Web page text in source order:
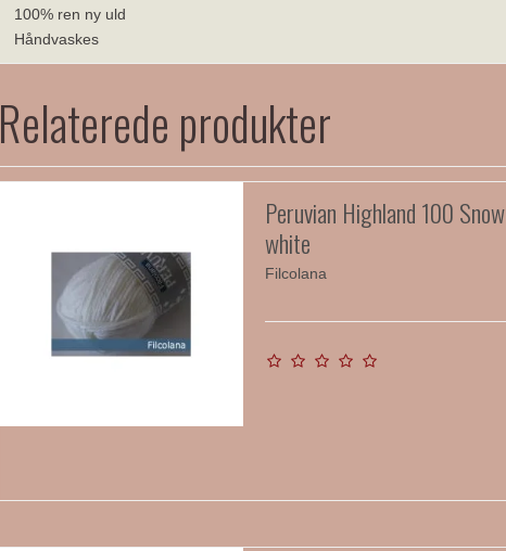
100% ren ny uld
Håndvaskes
Relaterede produkter
Peruvian Highland 100 Snow
white
Filcolana